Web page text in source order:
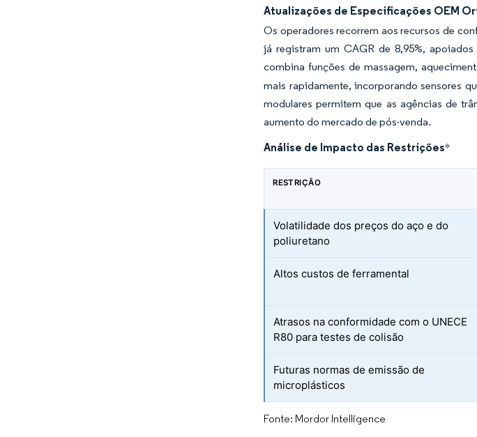
Atualizações de Especificações OEM
Os operadores recorrem aos recursos de
já registram um CAGR de 8,95%,
combina funções de massagem,
mais rapidamente, incorporando sensores
modulares permitem que as agências de
aumento do mercado de pós-venda.
Análise de Impacto das Restrições*
RESTRIÇÃO
Volatilidade dos preços do aço e do
poliuretano
Altos custos de ferramental
Atrasos na conformidade com o UNECE
R80 para testes de colisão
Futuras normas de emissão de
microplásticos
Fonte: Mordor Intelligence